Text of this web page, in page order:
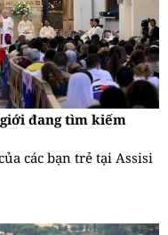
đang tìm kiếm
các bạn trẻ tại Assisi